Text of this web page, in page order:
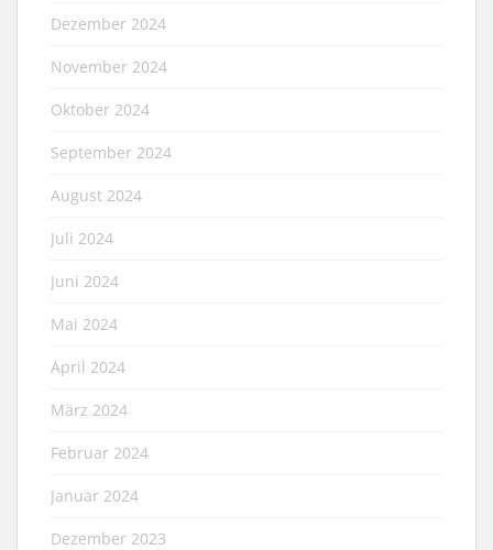
Dezember 2024
November 2024
Oktober 2024
September 2024
August 2024
Juli 2024
Juni 2024
Mai 2024
April 2024
März 2024
Februar 2024
Januar 2024
Dezember 2023